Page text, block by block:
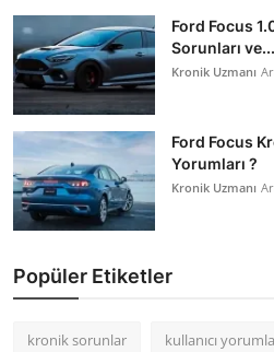
Ford Focus
Sorunları ve...
Kronik Uzmanı
Ford Focus
Yorumları ?
Kronik Uzmanı
Popüler Etiketler
kronik sorunlar kullanıcı